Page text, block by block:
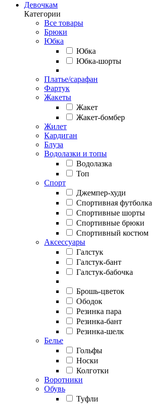
Девочкам
Категории
Все товары
Брюки
Юбка
Юбка
Юбка-шорты
Платье/сарафан
Фартук
Жакеты
Жакет
Жакет-бомбер
Жилет
Кардиган
Блуза
Водолазки и топы
Водолазка
Топ
Спорт
Джемпер-худи
Спортивная футболка
Спортивные шорты
Спортивные брюки
Спортивный костюм
Аксессуары
Галстук
Галстук-бант
Галстук-бабочка
Брошь-цветок
Ободок
Резинка пара
Резинка-бант
Резинка-шелк
Белье
Гольфы
Носки
Колготки
Воротники
Обувь
Туфли